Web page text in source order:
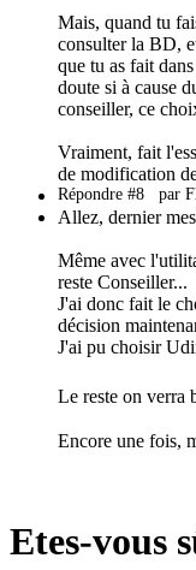
Mais, quand tu
consulter la BD,
que tu as fait
doute si à cause
conseiller, ce
Vraiment, fait
de modification
Répondre #8 par
Allez, dernier
Même avec
reste Conseiller...
J'ai donc fait le
décision
J'ai pu choisir
Le reste on verra
Encore une fois,
Etes-vous